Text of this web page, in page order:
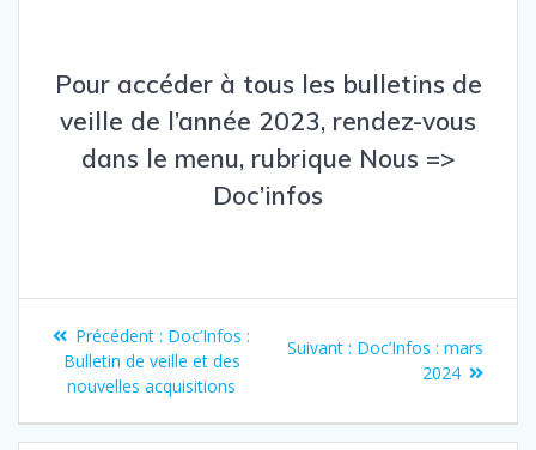
Pour accéder à tous les bulletins de
veille de l’année 2023, rendez-vous
dans le menu, rubrique Nous =>
Doc’infos
Navigation
de
l’article
Précédent : Article
précédent
:
Doc’Infos :
Bulletin de veille et des
nouvelles acquisitions
Suivant : Article
Doc’Infos : mars
2024